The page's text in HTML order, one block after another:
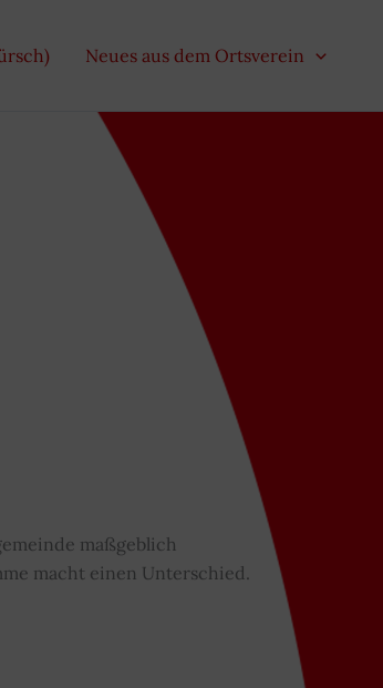
Neues aus dem Ortsverein
maßgeblich
macht einen Unterschied.